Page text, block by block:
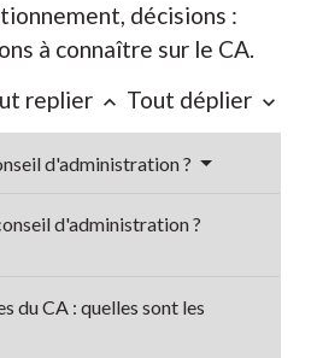
décisions :
à connaître sur le CA.
replier keyboard_arrow_up Tout déplier keyboard_arrow_down
d'administration ?
d'administration ?
du CA : quelles sont les